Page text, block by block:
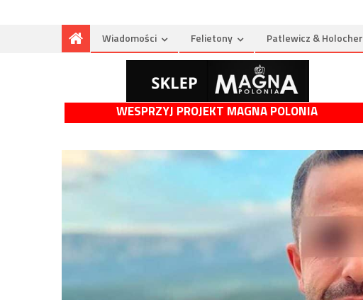
Wiadomości Felietony Patlewicz & Holocher
WESPRZYJ PROJEKT MAGNA POLONIA